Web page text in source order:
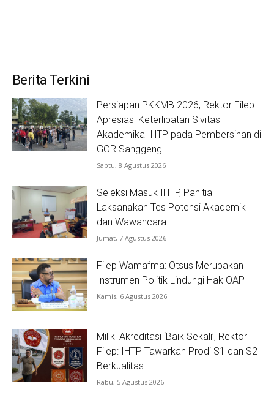
Berita Terkini
Persiapan PKKMB 2026, Rektor Filep
Apresiasi Keterlibatan Sivitas
Akademika IHTP pada Pembersihan di
GOR Sanggeng
Sabtu, 8 Agustus 2026
Seleksi Masuk IHTP, Panitia
Laksanakan Tes Potensi Akademik
dan Wawancara
Jumat, 7 Agustus 2026
Filep Wamafma: Otsus Merupakan
Instrumen Politik Lindungi Hak OAP
Kamis, 6 Agustus 2026
Miliki Akreditasi ‘Baik Sekali’, Rektor
Filep: IHTP Tawarkan Prodi S1 dan S2
Berkualitas
Rabu, 5 Agustus 2026